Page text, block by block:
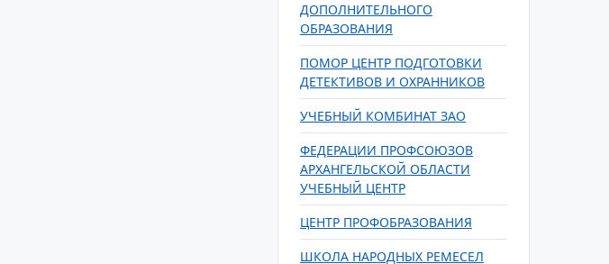
ДОПОЛНИТЕЛЬНОГО
ОБРАЗОВАНИЯ
ПОМОР ЦЕНТР ПОДГОТОВКИ
ДЕТЕКТИВОВ И ОХРАННИКОВ
УЧЕБНЫЙ КОМБИНАТ ЗАО
ФЕДЕРАЦИИ ПРОФСОЮЗОВ
АРХАНГЕЛЬСКОЙ ОБЛАСТИ
УЧЕБНЫЙ ЦЕНТР
ЦЕНТР ПРОФОБРАЗОВАНИЯ
ШКОЛА НАРОДНЫХ РЕМЕСЕЛ